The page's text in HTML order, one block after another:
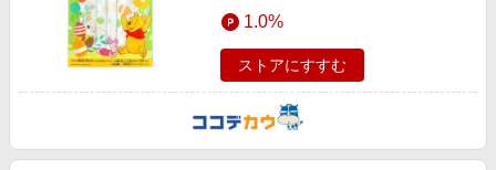
1.0%
ストアにすすむ